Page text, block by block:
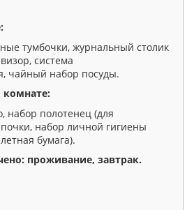
тумбочки, журнальный столик
система
чайный набор посуды.
комнате:
набор полотенец (для
набор личной гигиены
бумага).
проживание, завтрак.